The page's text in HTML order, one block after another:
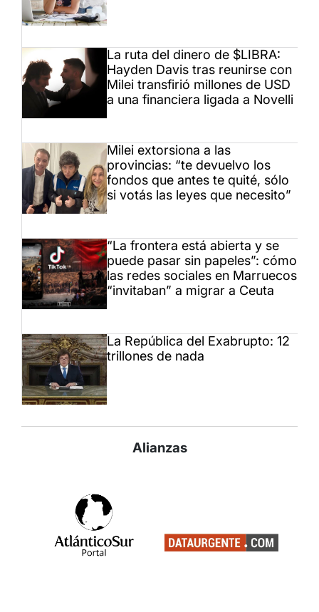
La ruta del dinero de $LIBRA:
Hayden Davis tras reunirse con
Milei transfirió millones de USD
a una financiera ligada a Novelli
Milei extorsiona a las
provincias: “te devuelvo los
fondos que antes te quité, sólo
si votás las leyes que necesito”
“La frontera está abierta y se
puede pasar sin papeles”: cómo
las redes sociales en Marruecos
“invitaban” a migrar a Ceuta
La República del Exabrupto: 12
trillones de nada
Alianzas